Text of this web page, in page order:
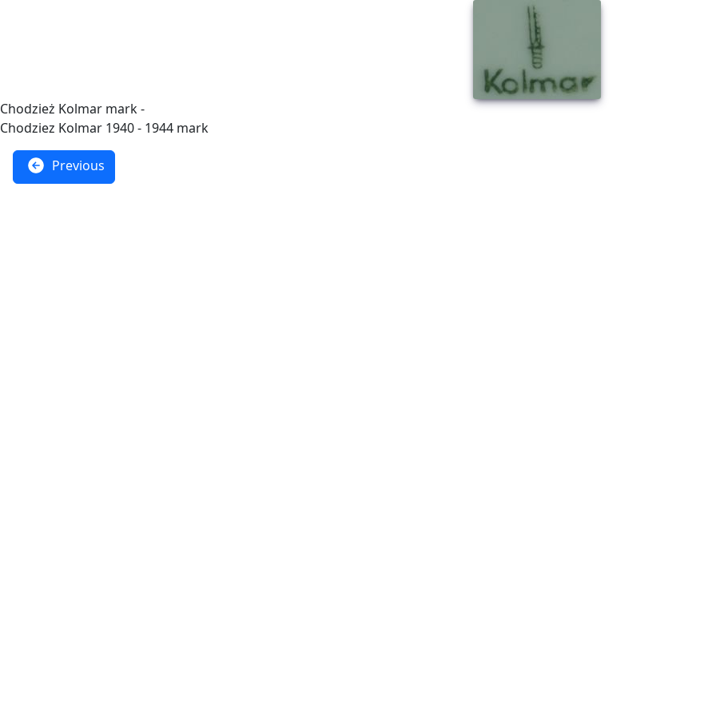
Chodzież Kolmar mark -
Chodziez Kolmar 1940 - 1944 mark
Previous